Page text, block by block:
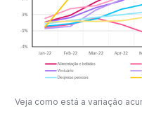
Veja como está a variação